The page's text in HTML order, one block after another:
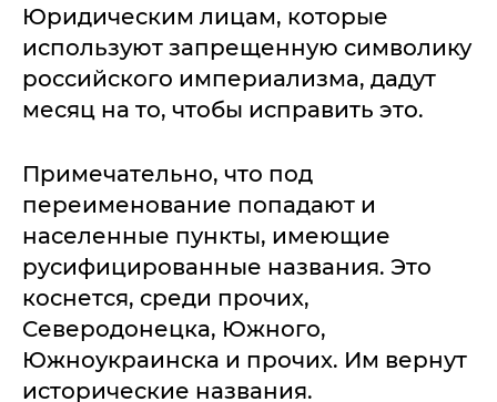
Юридическим лицам, которые
используют запрещенную символику
российского империализма, дадут
месяц на то, чтобы исправить это.
Примечательно, что под
переименование попадают и
населенные пункты, имеющие
русифицированные названия. Это
коснется, среди прочих,
Северодонецка, Южного,
Южноукраинска и прочих. Им вернут
исторические названия.